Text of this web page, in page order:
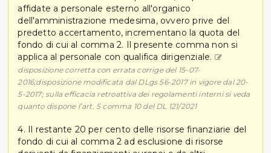
affidate a personale esterno all'organico
dell'amministrazione medesima, ovvero prive del
predetto accertamento, incrementano la quota del
fondo di cui al comma 2. Il presente comma non si
applica al personale con qualifica dirigenziale.
disposizione corretta con errata corrige del 15-07-
2016;disposizione modificata dal DLgs 56-2017 in vigore dal 20-
5-2017; sulla efficacia retroattiva dei regolamenti interni si veda
quanto dispone l’art. 5 comma 10 del DL 121/2021
4. Il restante 20 per cento delle risorse finanziarie del
fondo di cui al comma 2 ad esclusione di risorse